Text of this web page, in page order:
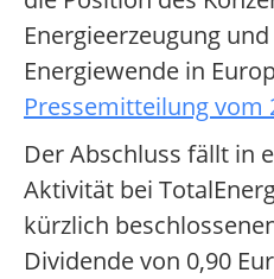
Energieerzeugung
Energiewende in
Pressemitteilung vom
Der Abschluss fällt in
Aktivität bei
kürzlich
Dividende von 0,90